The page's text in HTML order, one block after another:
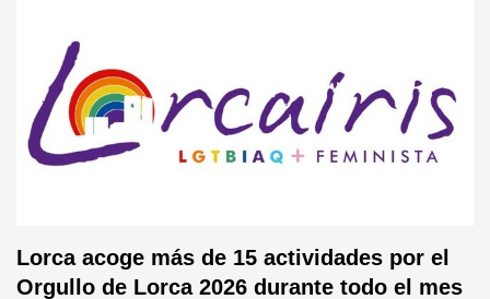
Lorca acoge más de 15 actividades por el
Orgullo de Lorca 2026 durante todo el mes